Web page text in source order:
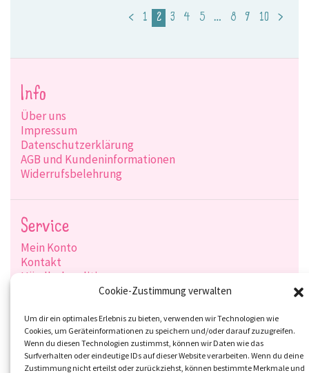
Cookie-Zustimmung verwalten
Um dir ein optimales Erlebnis zu bieten, verwenden wir Technologien wie
Cookies, um Geräteinformationen zu speichern und/oder darauf zuzugreifen.
Wenn du diesen Technologien zustimmst, können wir Daten wie das
Surfverhalten oder eindeutige IDs auf dieser Website verarbeiten. Wenn du deine
Zustimmung nicht erteilst oder zurückziehst, können bestimmte Merkmale und
< 1 2 3 4 5 … 8 9 10 >
Info
Über uns
Impressum
Datenschutzerklärung
AGB und Kundeninformationen
Widerrufsbelehrung
Service
Mein Konto
Kontakt
Händlerkonditionen
Zahlungsarten